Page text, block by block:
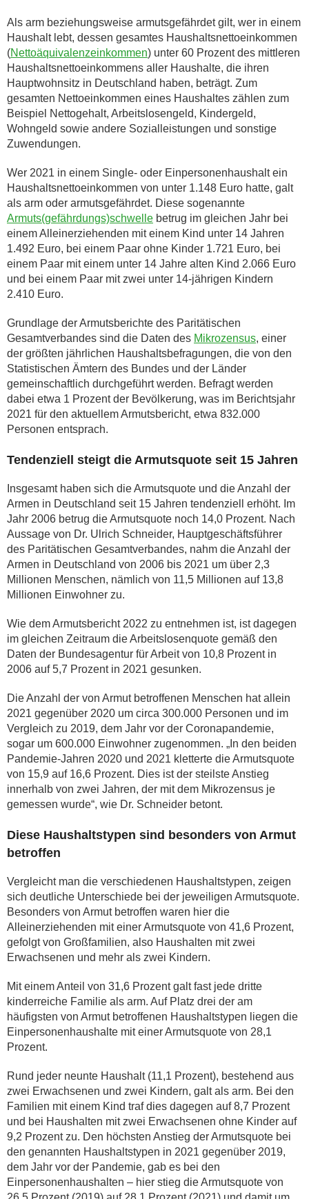
Als arm beziehungsweise armutsgefährdet gilt, wer in einem
Haushalt lebt, dessen gesamtes Haushaltsnettoeinkommen
(Nettoäquivalenzeinkommen) unter 60 Prozent des mittleren
Haushaltsnettoeinkommens aller Haushalte, die ihren
Hauptwohnsitz in Deutschland haben, beträgt. Zum
gesamten Nettoeinkommen eines Haushaltes zählen zum
Beispiel Nettogehalt, Arbeitslosengeld, Kindergeld,
Wohngeld sowie andere Sozialleistungen und sonstige
Zuwendungen.
Wer 2021 in einem Single- oder Einpersonenhaushalt ein
Haushaltsnettoeinkommen von unter 1.148 Euro hatte, galt
als arm oder armutsgefährdet. Diese sogenannte
Armuts(gefährdungs)schwelle betrug im gleichen Jahr bei
einem Alleinerziehenden mit einem Kind unter 14 Jahren
1.492 Euro, bei einem Paar ohne Kinder 1.721 Euro, bei
einem Paar mit einem unter 14 Jahre alten Kind 2.066 Euro
und bei einem Paar mit zwei unter 14-jährigen Kindern
2.410 Euro.
Grundlage der Armutsberichte des Paritätischen
Gesamtverbandes sind die Daten des Mikrozensus, einer
der größten jährlichen Haushaltsbefragungen, die von den
Statistischen Ämtern des Bundes und der Länder
gemeinschaftlich durchgeführt werden. Befragt werden
dabei etwa 1 Prozent der Bevölkerung, was im Berichtsjahr
2021 für den aktuellem Armutsbericht, etwa 832.000
Personen entsprach.
Tendenziell steigt die Armutsquote seit 15 Jahren
Insgesamt haben sich die Armutsquote und die Anzahl der
Armen in Deutschland seit 15 Jahren tendenziell erhöht. Im
Jahr 2006 betrug die Armutsquote noch 14,0 Prozent. Nach
Aussage von Dr. Ulrich Schneider, Hauptgeschäftsführer
des Paritätischen Gesamtverbandes, nahm die Anzahl der
Armen in Deutschland von 2006 bis 2021 um über 2,3
Millionen Menschen, nämlich von 11,5 Millionen auf 13,8
Millionen Einwohner zu.
Wie dem Armutsbericht 2022 zu entnehmen ist, ist dagegen
im gleichen Zeitraum die Arbeitslosenquote gemäß den
Daten der Bundesagentur für Arbeit von 10,8 Prozent in
2006 auf 5,7 Prozent in 2021 gesunken.
Die Anzahl der von Armut betroffenen Menschen hat allein
2021 gegenüber 2020 um circa 300.000 Personen und im
Vergleich zu 2019, dem Jahr vor der Coronapandemie,
sogar um 600.000 Einwohner zugenommen. „In den beiden
Pandemie-Jahren 2020 und 2021 kletterte die Armutsquote
von 15,9 auf 16,6 Prozent. Dies ist der steilste Anstieg
innerhalb von zwei Jahren, der mit dem Mikrozensus je
gemessen wurde“, wie Dr. Schneider betont.
Diese Haushaltstypen sind besonders von Armut
betroffen
Vergleicht man die verschiedenen Haushaltstypen, zeigen
sich deutliche Unterschiede bei der jeweiligen Armutsquote.
Besonders von Armut betroffen waren hier die
Alleinerziehenden mit einer Armutsquote von 41,6 Prozent,
gefolgt von Großfamilien, also Haushalten mit zwei
Erwachsenen und mehr als zwei Kindern.
Mit einem Anteil von 31,6 Prozent galt fast jede dritte
kinderreiche Familie als arm. Auf Platz drei der am
häufigsten von Armut betroffenen Haushaltstypen liegen die
Einpersonenhaushalte mit einer Armutsquote von 28,1
Prozent.
Rund jeder neunte Haushalt (11,1 Prozent), bestehend aus
zwei Erwachsenen und zwei Kindern, galt als arm. Bei den
Familien mit einem Kind traf dies dagegen auf 8,7 Prozent
und bei Haushalten mit zwei Erwachsenen ohne Kinder auf
9,2 Prozent zu. Den höchsten Anstieg der Armutsquote bei
den genannten Haushaltstypen in 2021 gegenüber 2019,
dem Jahr vor der Pandemie, gab es bei den
Einpersonenhaushalten – hier stieg die Armutsquote von